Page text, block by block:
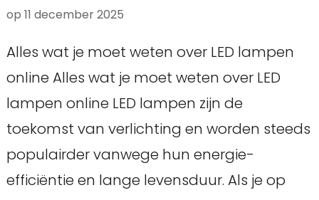
op 11 december 2025
Alles wat je moet weten over LED lampen
online Alles wat je moet weten over LED
lampen online LED lampen zijn de
toekomst van verlichting en worden steeds
populairder vanwege hun energie-
efficiëntie en lange levensduur. Als je op